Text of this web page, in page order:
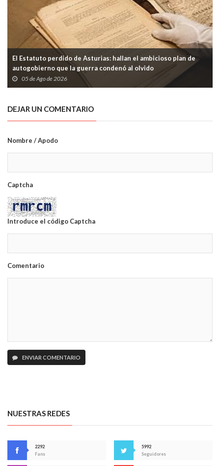
El Estatuto perdido de Asturias: hallan el ambicioso plan de
autogobierno que la guerra condenó al olvido
05 de Ago de 2026
DEJAR UN COMENTARIO
Nombre / Apodo
Captcha
Introduce el código Captcha
Comentario
ENVIAR COMENTARIO
NUESTRAS REDES
2292
Fans
5992
Seguidores